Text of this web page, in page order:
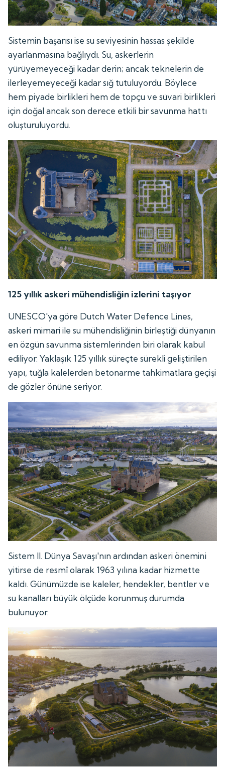
Sistemin başarısı ise su seviyesinin hassas şekilde
ayarlanmasına bağlıydı. Su, askerlerin
yürüyemeyeceği kadar derin; ancak teknelerin de
ilerleyemeyeceği kadar sığ tutuluyordu. Böylece
hem piyade birlikleri hem de topçu ve süvari birlikleri
için doğal ancak son derece etkili bir savunma hattı
oluşturuluyordu.
125 yıllık askeri mühendisliğin izlerini taşıyor
UNESCO'ya göre Dutch Water Defence Lines,
askeri mimari ile su mühendisliğinin birleştiği dünyanın
en özgün savunma sistemlerinden biri olarak kabul
ediliyor. Yaklaşık 125 yıllık süreçte sürekli geliştirilen
yapı, tuğla kalelerden betonarme tahkimatlara geçişi
de gözler önüne seriyor.
Sistem II. Dünya Savaşı'nın ardından askeri önemini
yitirse de resmî olarak 1963 yılına kadar hizmette
kaldı. Günümüzde ise kaleler, hendekler, bentler ve
su kanalları büyük ölçüde korunmuş durumda
bulunuyor.